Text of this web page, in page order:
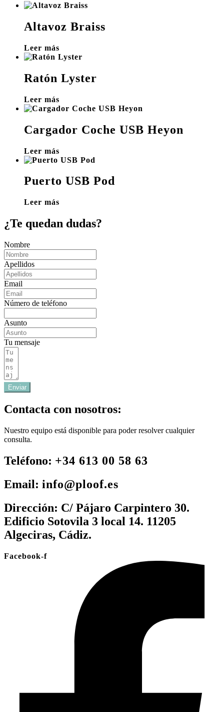
Altavoz Braiss
Leer más
Ratón Lyster
Leer más
Cargador Coche USB Heyon
Leer más
Puerto USB Pod
Leer más
¿Te quedan dudas?
Nombre
Apellidos
Email
Número de teléfono
Asunto
Tu mensaje
Enviar
Contacta con nosotros:
Nuestro equipo está disponible para poder resolver cualquier
consulta.
Teléfono: +34 613 00 58 63
Email: info@ploof.es
Dirección: C/ Pájaro Carpintero 30.
Edificio Sotovila 3 local 14. 11205
Algeciras, Cádiz.
Facebook-f